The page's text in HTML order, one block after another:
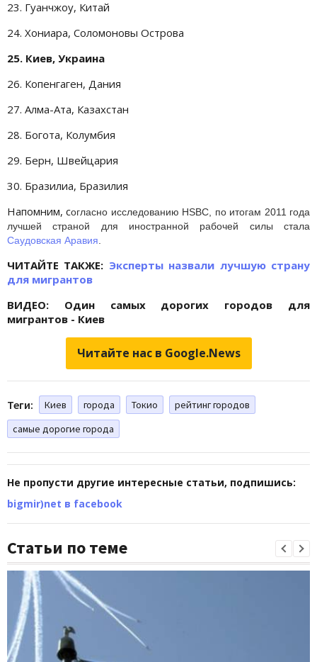
23. Гуанчжоу, Китай
24. Хониара, Соломоновы Острова
25. Киев, Украина
26. Копенгаген, Дания
27. Алма-Ата, Казахстан
28. Богота, Колумбия
29. Берн, Швейцария
30. Бразилиа, Бразилия
Напомним, согласно исследованию HSBC, по итогам 2011 года
лучшей страной для иностранной рабочей силы стала
Саудовская Аравия
ЧИТАЙТЕ ТАКЖЕ: Эксперты назвали лучшую страну
для мигрантов
ВИДЕО: Один самых дорогих городов для
мигрантов - Киев
Читайте нас в Google.News
Теги: Киев города Токио
рейтинг городов
самые дорогие города
Не пропусти другие интересные статьи, подпишись:
bigmir)net в facebook
Статьи по теме